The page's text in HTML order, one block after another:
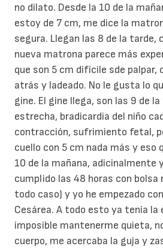
no dilato. Desde la 10 de la
estoy de 7 cm, me dice la
segura. Llegan las 8 de la tarde,
nueva matrona parece más
que son 5 cm difícile sde palpar,
atrás y ladeado. No le gusta lo
gine. El gine llega, son las 9 de
estrecha, bradicardia del niño
contracción, sufrimiento fetal,
cuello con 5 cm nada más y eso
10 de la mañana, adicinalmente
cumplido las 48 horas con bolsa
todo caso) y yo he empezado
Cesárea. A todo esto ya tenía la
imposible mantenerme quieta,
cuerpo, me acercaba la guja y